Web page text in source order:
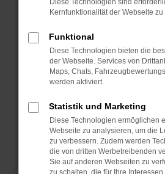
Beim Laden ist ein Fehler
Hier sind ein paar Tipps, die dir
Überprüfe deine Firewall
Internetverbindung.
Laden andere Webseiten,
Suchmaschine?
Manche Erweiterungen, wie
können das Laden
verhindern. Funktioniert die
anderen Browser oder in
Fenster?
Diese Technologien sind
Kernfunktionalität der Webseite
Funktional
Diese Technologien bieten die
der Webseite. Services von
Maps, Chats,
werden aktiviert.
Statistik und Marketing
Diese Technologien ermöglichen
Webseite zu analysieren, um die
zu verbessern. Zudem werden
die von dritten Werbetreibenden
Sie auf anderen Webseiten zu
zu schalten, die für Ihre